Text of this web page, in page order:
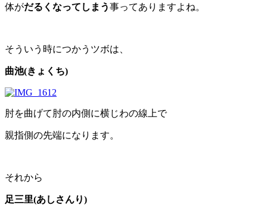
体がだるくなってしまう事ってありますよね。
そういう時につかうツボは、
曲池(きょくち)
肘を曲げて肘の内側に横じわの線上で
親指側の先端になります。
それから
足三里(あしさんり)